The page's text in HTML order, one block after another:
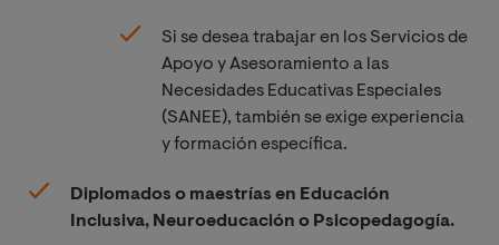
Si se desea trabajar en los Servicios de
Apoyo y Asesoramiento a las
Necesidades Educativas Especiales
(SANEE), también se exige experiencia
y formación específica.
Diplomados o maestrías en Educación
Inclusiva, Neuroeducación o Psicopedagogía.